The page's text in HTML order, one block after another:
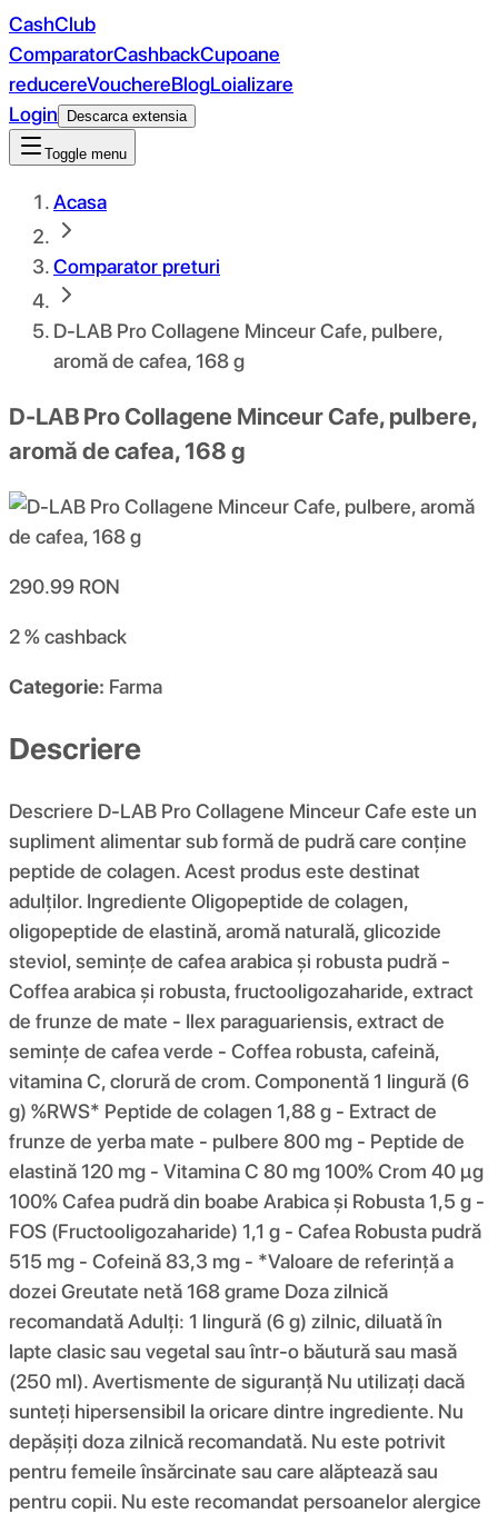
CashClub
ComparatorCashbackCupoane
reducereVouchereBlogLoializare
Login
Descarca extensia
Toggle menu
Acasa
Comparator preturi
D-LAB Pro Collagene Minceur Cafe, pulbere,
aromă de cafea, 168 g
D-LAB Pro Collagene Minceur Cafe, pulbere,
aromă de cafea, 168 g
290.99 RON
2 %cashback
Categorie: Farma
Descriere
Descriere D-LAB Pro Collagene Minceur Cafe este un
supliment alimentar sub formă de pudră care conține
peptide de colagen. Acest produs este destinat
adulților. Ingrediente Oligopeptide de colagen,
oligopeptide de elastină, aromă naturală, glicozide
steviol, semințe de cafea arabica și robusta pudră -
Coffea arabica și robusta, fructooligozaharide, extract
de frunze de mate - Ilex paraguariensis, extract de
semințe de cafea verde - Coffea robusta, cafeină,
vitamina C, clorură de crom. Componentă 1 lingură (6
g) %RWS* Peptide de colagen 1,88 g - Extract de
frunze de yerba mate - pulbere 800 mg - Peptide de
elastină 120 mg - Vitamina C 80 mg 100% Crom 40 µg
100% Cafea pudră din boabe Arabica și Robusta 1,5 g -
FOS (Fructooligozaharide) 1,1 g - Cafea Robusta pudră
515 mg - Cofeină 83,3 mg - *Valoare de referință a
dozei Greutate netă 168 grame Doza zilnică
recomandată Adulți: 1 lingură (6 g) zilnic, diluată în
lapte clasic sau vegetal sau într-o băutură sau masă
(250 ml). Avertismente de siguranță Nu utilizați dacă
sunteți hipersensibil la oricare dintre ingrediente. Nu
depășiți doza zilnică recomandată. Nu este potrivit
pentru femeile însărcinate sau care alăptează sau
pentru copii. Nu este recomandat persoanelor alergice